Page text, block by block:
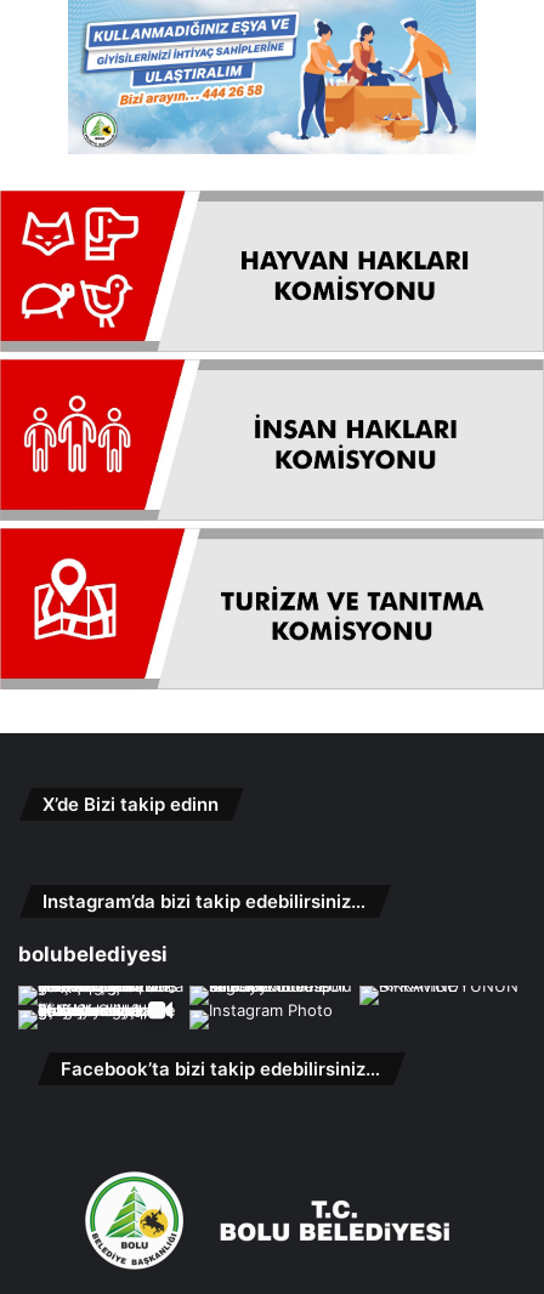
X’de Bizi takip edinn
Instagram’da bizi takip edebilirsiniz…
bolubelediyesi
Facebook’ta bizi takip edebilirsiniz…